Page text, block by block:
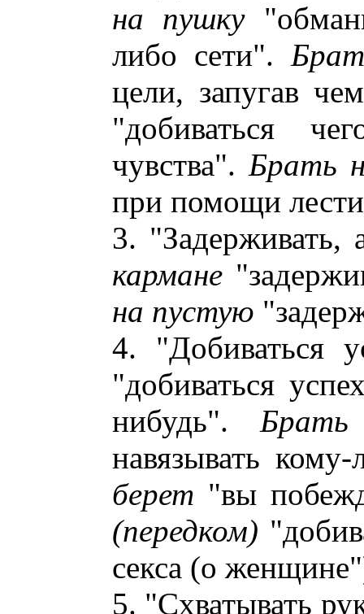
на пушку
либо сети".
цели, запугав
"добиваться
чувства". Брать
при помощи
3. "Задерживать,
кармане
на пустую
4. "Добиваться
"добиваться
нибудь".
навязывать
берет "вы
(передком)
секса (о
5. "Схватывать